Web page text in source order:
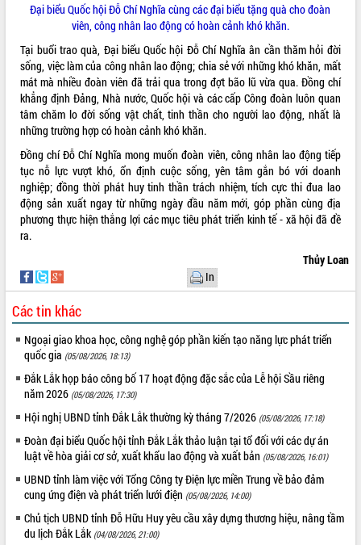
LIÊN KẾT WEB
THỐNG KÊ TRUY CẬP
Hôm nay: 11126
Tất cả: 65987268
Đại biểu Quốc hội Đỗ Chí Nghĩa cùng các đại biểu tặng quà cho đoàn
viên, công nhân lao động có hoàn cảnh khó khăn.
Tại buổi trao quà, Đại biểu Quốc hội Đỗ Chí Nghĩa ân cần thăm hỏi đời
sống, việc làm của công nhân lao động; chia sẻ với những khó khăn, mất
mát mà nhiều đoàn viên đã trải qua trong đợt bão lũ vừa qua. Đồng chí
khẳng định Đảng, Nhà nước, Quốc hội và các cấp Công đoàn luôn quan
tâm chăm lo đời sống vật chất, tinh thần cho người lao động, nhất là
những trường hợp có hoàn cảnh khó khăn.
Đồng chí Đỗ Chí Nghĩa mong muốn đoàn viên, công nhân lao động tiếp
tục nỗ lực vượt khó, ổn định cuộc sống, yên tâm gắn bó với doanh
nghiệp; đồng thời phát huy tinh thần trách nhiệm, tích cực thi đua lao
động sản xuất ngay từ những ngày đầu năm mới, góp phần cùng địa
phương thực hiện thắng lợi các mục tiêu phát triển kinh tế - xã hội đã đề
ra.
Thủy Loan
In
Các tin khác
Ngoại giao khoa học, công nghệ góp phần kiến tạo năng lực phát triển
quốc gia (05/08/2026, 18:13)
Đắk Lắk họp báo công bố 17 hoạt động đặc sắc của Lễ hội Sầu riêng
năm 2026 (05/08/2026, 17:30)
Hội nghị UBND tỉnh Đắk Lắk thường kỳ tháng 7/2026 (05/08/2026, 17:18)
Đoàn đại biểu Quốc hội tỉnh Đắk Lắk thảo luận tại tổ đối với các dự án
luật về hòa giải cơ sở, xuất khẩu lao động và xuất bản (05/08/2026, 16:01)
UBND tỉnh làm việc với Tổng Công ty Điện lực miền Trung về bảo đảm
cung ứng điện và phát triển lưới điện (05/08/2026, 14:00)
Chủ tịch UBND tỉnh Đỗ Hữu Huy yêu cầu xây dựng thương hiệu, nâng tầm
du lịch Đắk Lắk (04/08/2026, 21:00)